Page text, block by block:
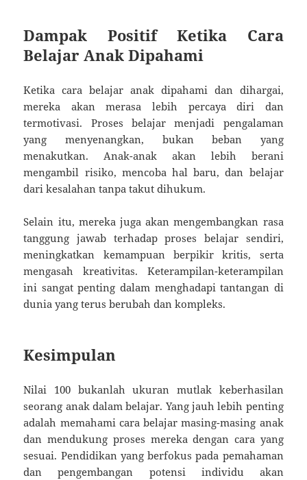
Dampak Positif Ketika Cara
Belajar Anak Dipahami
Ketika cara belajar anak dipahami dan dihargai,
mereka akan merasa lebih percaya diri dan
termotivasi. Proses belajar menjadi pengalaman
yang menyenangkan, bukan beban yang
menakutkan. Anak-anak akan lebih berani
mengambil risiko, mencoba hal baru, dan belajar
dari kesalahan tanpa takut dihukum.
Selain itu, mereka juga akan mengembangkan rasa
tanggung jawab terhadap proses belajar sendiri,
meningkatkan kemampuan berpikir kritis, serta
mengasah kreativitas. Keterampilan-keterampilan
ini sangat penting dalam menghadapi tantangan di
dunia yang terus berubah dan kompleks.
Kesimpulan
Nilai 100 bukanlah ukuran mutlak keberhasilan
seorang anak dalam belajar. Yang jauh lebih penting
adalah memahami cara belajar masing-masing anak
dan mendukung proses mereka dengan cara yang
sesuai. Pendidikan yang berfokus pada pemahaman
dan pengembangan potensi individu akan